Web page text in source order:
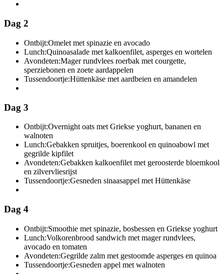
Dag 2
Ontbijt:Omelet met spinazie en avocado
Lunch:Quinoasalade met kalkoenfilet, asperges en wortelen
Avondeten:Mager rundvlees roerbak met courgette,
sperziebonen en zoete aardappelen
Tussendoortje:Hüttenkäse met aardbeien en amandelen
Dag 3
Ontbijt:Overnight oats met Griekse yoghurt, bananen en
walnoten
Lunch:Gebakken spruitjes, boerenkool en quinoabowl met
gegrilde kipfilet
Avondeten:Gebakken kalkoenfilet met geroosterde bloemkool
en zilvervliesrijst
Tussendoortje:Gesneden sinaasappel met Hüttenkäse
Dag 4
Ontbijt:Smoothie met spinazie, bosbessen en Griekse yoghurt
Lunch:Volkorenbrood sandwich met mager rundvlees,
avocado en tomaten
Avondeten:Gegrilde zalm met gestoomde asperges en quinoa
Tussendoortje:Gesneden appel met walnoten